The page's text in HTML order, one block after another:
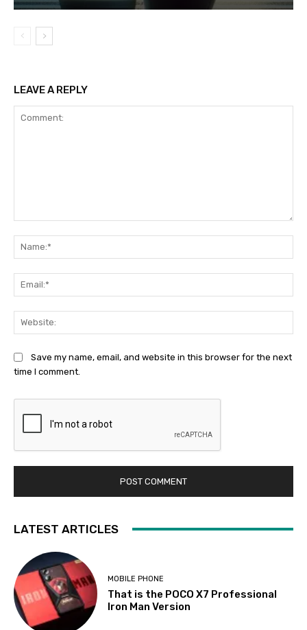
LEAVE A REPLY
Save my name, email, and website in this browser for the next
time I comment.
LATEST ARTICLES
MOBILE PHONE
That is the POCO X7 Professional
Iron Man Version